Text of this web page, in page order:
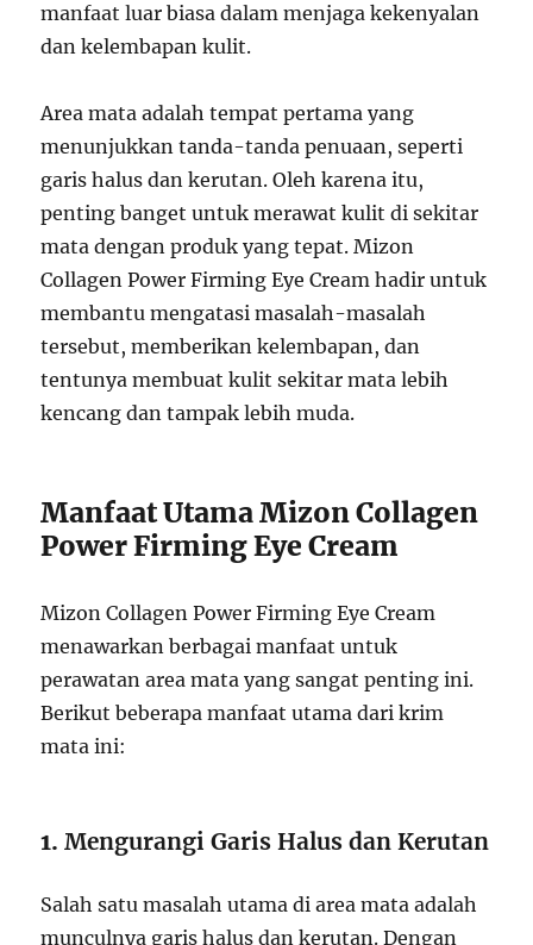
manfaat luar biasa dalam menjaga kekenyalan
dan kelembapan kulit.
Area mata adalah tempat pertama yang
menunjukkan tanda-tanda penuaan, seperti
garis halus dan kerutan. Oleh karena itu,
penting banget untuk merawat kulit di sekitar
mata dengan produk yang tepat. Mizon
Collagen Power Firming Eye Cream hadir untuk
membantu mengatasi masalah-masalah
tersebut, memberikan kelembapan, dan
tentunya membuat kulit sekitar mata lebih
kencang dan tampak lebih muda.
Manfaat Utama Mizon Collagen
Power Firming Eye Cream
Mizon Collagen Power Firming Eye Cream
menawarkan berbagai manfaat untuk
perawatan area mata yang sangat penting ini.
Berikut beberapa manfaat utama dari krim
mata ini:
1.Mengurangi Garis Halus dan Kerutan
Salah satu masalah utama di area mata adalah
munculnya garis halus dan kerutan. Dengan